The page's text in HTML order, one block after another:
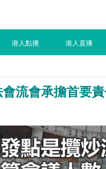
港人點播 港人直播
流會承擔首要